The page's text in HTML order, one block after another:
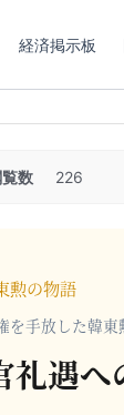
経済掲示板
数 226
勲の物語
を手放した韓東
礼遇へ